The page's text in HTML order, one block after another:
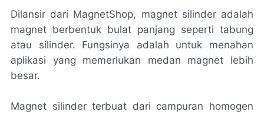
Dilansir dari MagnetShop, magnet silinder adalah
magnet berbentuk bulat panjang seperti tabung
atau silinder. Fungsinya adalah untuk menahan
aplikasi yang memerlukan medan magnet lebih
besar.
Magnet silinder terbuat dari campuran homogen